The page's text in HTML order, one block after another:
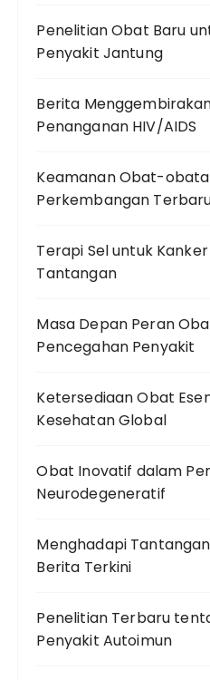
Penelitian Obat Baru
Penyakit Jantung
Berita
Penanganan HIV/AIDS
Keamanan Obat-
Perkembangan
Terapi Sel untuk
Tantangan
Masa Depan Peran
Pencegahan Penyakit
Ketersediaan Obat
Kesehatan Global
Obat Inovatif dalam
Neurodegeneratif
Menghadapi
Berita Terkini
Penelitian Terbaru
Penyakit Autoimun